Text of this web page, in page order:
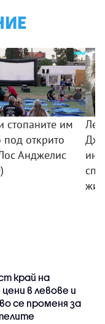
стопаните им
под открито
Анджелис
край на
в левове и
се променя за